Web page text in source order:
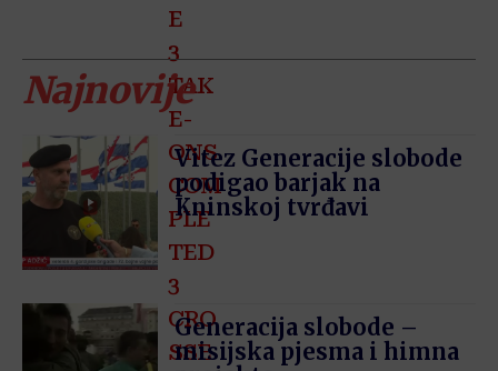
E
3
TAK
E-
ONS
COM
PLE
TED
3
CRO
SSE
Najnovije
Vitez Generacije slobode
podigao barjak na
Kninskoj tvrđavi
Generacija slobode –
misijska pjesma i himna